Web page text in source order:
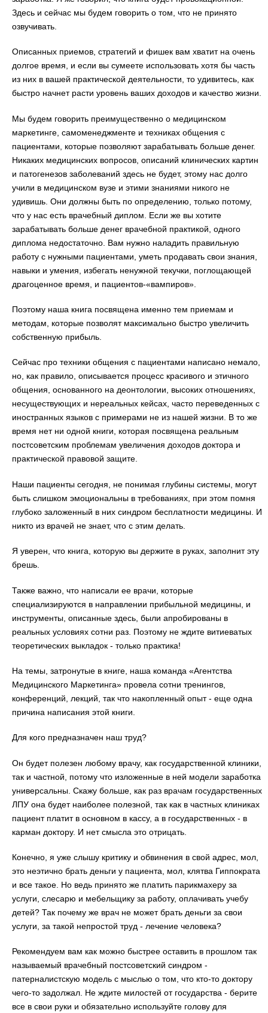
Здесь и сейчас мы будем говорить о том, что не принято
озвучивать.
Описанных приемов, стратегий и фишек вам хватит на очень
долгое время, и если вы сумеете использовать хотя бы часть
из них в вашей практической деятельности, то удивитесь, как
быстро начнет расти уровень ваших доходов и качество жизни.
Мы будем говорить преимущественно о медицинском
маркетинге, самоменеджменте и техниках общения с
пациентами, которые позволяют зарабатывать больше денег.
Никаких медицинских вопросов, описаний клинических картин
и патогенезов заболеваний здесь не будет, этому нас долго
учили в медицинском вузе и этими знаниями никого не
удивишь. Они должны быть по определению, только потому,
что у нас есть врачебный диплом. Если же вы хотите
зарабатывать больше денег врачебной практикой, одного
диплома недостаточно. Вам нужно наладить правильную
работу с нужными пациентами, уметь продавать свои знания,
навыки и умения, избегать ненужной текучки, поглощающей
драгоценное время, и пациентов-«вампиров».
Поэтому наша книга посвящена именно тем приемам и
методам, которые позволят максимально быстро увеличить
собственную прибыль.
Сейчас про техники общения с пациентами написано немало,
но, как правило, описывается процесс красивого и этичного
общения, основанного на деонтологии, высоких отношениях,
несуществующих и нереальных кейсах, часто переведенных с
иностранных языков с примерами не из нашей жизни. В то же
время нет ни одной книги, которая посвящена реальным
постсоветским проблемам увеличения доходов доктора и
практической правовой защите.
Наши пациенты сегодня, не понимая глубины системы, могут
быть слишком эмоциональны в требованиях, при этом помня
глубоко заложенный в них синдром бесплатности медицины. И
никто из врачей не знает, что с этим делать.
Я уверен, что книга, которую вы держите в руках, заполнит эту
брешь.
Также важно, что написали ее врачи, которые
специализируются в направлении прибыльной медицины, и
инструменты, описанные здесь, были апробированы в
реальных условиях сотни раз. Поэтому не ждите витиеватых
теоретических выкладок - только практика!
На темы, затронутые в книге, наша команда «Агентства
Медицинского Маркетинга» провела сотни тренингов,
конференций, лекций, так что накопленный опыт - еще одна
причина написания этой книги.
Для кого предназначен наш труд?
Он будет полезен любому врачу, как государственной клиники,
так и частной, потому что изложенные в ней модели заработка
универсальны. Скажу больше, как раз врачам государственных
ЛПУ она будет наиболее полезной, так как в частных клиниках
пациент платит в основном в кассу, а в государственных - в
карман доктору. И нет смысла это отрицать.
Конечно, я уже слышу критику и обвинения в свой адрес, мол,
это неэтично брать деньги у пациента, мол, клятва Гиппократа
и все такое. Но ведь принято же платить парикмахеру за
услуги, слесарю и мебельщику за работу, оплачивать учебу
детей? Так почему же врач не может брать деньги за свои
услуги, за такой непростой труд - лечение человека?
Рекомендуем вам как можно быстрее оставить в прошлом так
называемый врачебный постсоветский синдром -
патерналистскую модель с мыслью о том, что кто-то доктору
чего-то задолжал. Не ждите милостей от государства - берите
все в свои руки и обязательно используйте голову для